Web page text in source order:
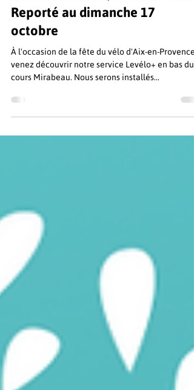
Aix-en-Provence, Fête du Vélo :
Reporté au dimanche 17
octobre
À l'occasion de la fête du vélo d'Aix-en-Provence,
venez découvrir notre service Levélo+ en bas du